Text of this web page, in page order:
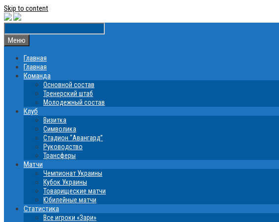
Skip to content
Меню
Главная
Главная
Команда
Основной состав
Тренерский штаб
Молодежный состав
Клуб
Визитка
Символика
Стадион “Авангард”
Руководство
Трансферы
Матчи
Чемпионат Украины
Кубок Украины
Товарищеские матчи
Юбилейные матчи
Статистика
Все игроки «Зари»